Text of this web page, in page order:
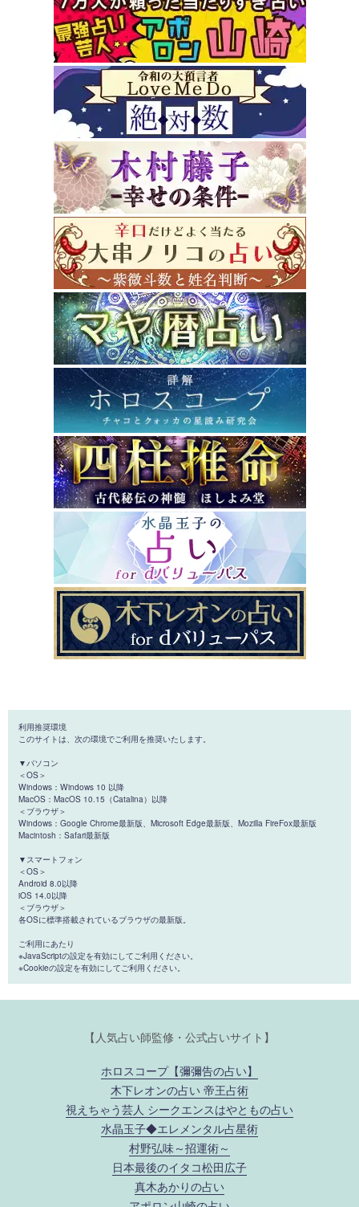
利用推奨環境
このサイトは、次の環境でご利用を推奨いたします。
▼パソコン
＜OS＞
Windows：Windows 10 以降
MacOS：MacOS 10.15（Catalina）以降
＜ブラウザ＞
Windows：Google Chrome最新版、Microsoft Edge最新版、Mozilla FireFox最新版
Macintosh：Safari最新版
▼スマートフォン
＜OS＞
Android 8.0以降
iOS 14.0以降
＜ブラウザ＞
各OSに標準搭載されているブラウザの最新版。
ご利用にあたり
※JavaScriptの設定を有効にしてご利用ください。
※Cookieの設定を有効にしてご利用ください。
【人気占い師監修・公式占いサイト】
ホロスコープ【彌彌告の占い】
木下レオンの占い 帝王占術
視えちゃう芸人 シークエンスはやともの占い
水晶玉子◆エレメンタル占星術
村野弘味～招運術～
日本最後のイタコ松田広子
真木あかりの占い